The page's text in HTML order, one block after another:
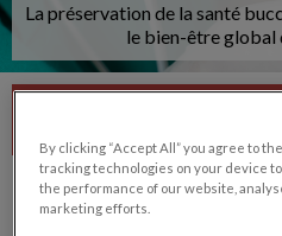
La préservation de la santé
le bien-être global
By clicking “Accept All” you agree to
tracking technologies on your device
the performance of our website,
marketing efforts.